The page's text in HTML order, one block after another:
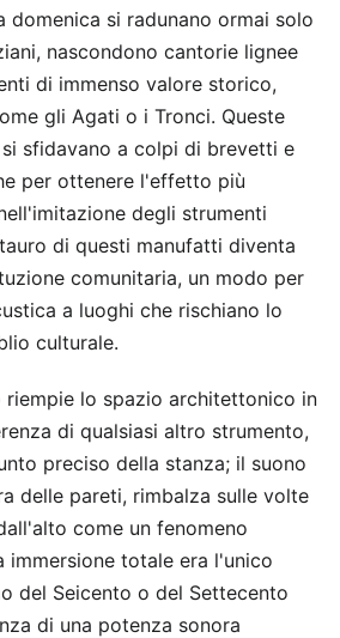
domenica si radunano ormai solo
nascondono cantorie lignee
di immenso valore storico,
gli Agati o i Tronci. Queste
sfidavano a colpi di brevetti e
per ottenere l'effetto più
degli strumenti
di questi manufatti diventa
comunitaria, un modo per
a luoghi che rischiano lo
culturale.
riempie lo spazio architettonico in
di qualsiasi altro strumento,
preciso della stanza; il suono
delle pareti, rimbalza sulle volte
come un fenomeno
immersione totale era l'unico
del Seicento o del Settecento
di una potenza sonora